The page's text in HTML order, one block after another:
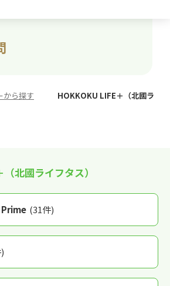
から探す
HOKKOKU LIFE＋（北國ラ
北國ライフタス）
Prime (31件)